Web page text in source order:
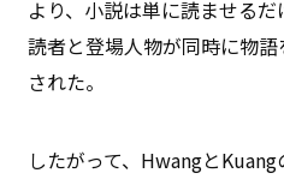
より、小説は単に読ませる
読者と登場人物が同時に物
された。
したがって、Hwangと